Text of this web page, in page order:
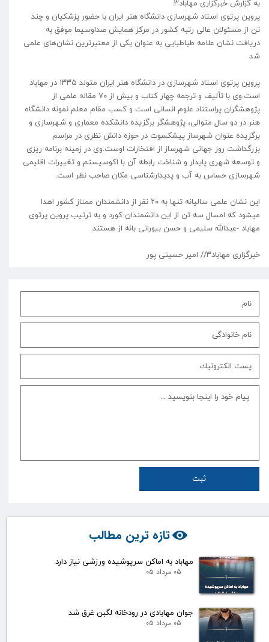
به گزارش خبرگزاری مهاباد۳:
پروین پرتوی استاد شهرسازی دانشگاه هنر ایران با حضور پزشکیان و چند
تن از مسئولان عالی رتبه کشور در مرکز همایش صداوسیما موفق به
دریافت نشان علامه طباطبایی به عنوان یکی از معتبرترین نشان‌های علمی
شد
پروین پرتوی استاد شهرسازی در دانشگاه هنر ایران متولد ۱۳۳۵ در مهاباد
است.وی با تألیف و ترجمه چهار کتاب و بیش از ۷۰ مقاله علمی از
پژوهشگران پراستناد علوم انسانی است و کسب مقام معلم نمونه دانشگاه
هنر در دو سال متوالی، پژوهشگر برگزیده دانشکده معماری و شهرسازی و
برگزیده عنوان شهرساز پیشکسوت در حوزه دانش نظری در مراسم
بزرگداشت روز جهانی شهرساز از افتخارات اوست.وی در زمینه برنامه ریزی
و توسعه شهری پایدار و شناخت رابطه آن با اکوسیستم و تغییرات اقلیمی
شهرسازی حساس به آب و پدیدارشناسی مکان صاحب نظر است.
این‌ نشان علمی سالیانه تنها به ۲۰‌ نفر از دانشمندان ممتاز کشور اهدا
میشود که امسال سه تن از این دانشمندان کورد و به ترتیب پروین پرتوی
مهاباد -عبدالله سلیمی و حسن بیورانی بانه از هستند
خبرگزاری مهاباد۳// امیر حسینی پور
تازه ترین مطالب
مهاباد به اماکن سرپوشیده ورزشی نیاز دارد
۰۵ مرداد ۰۵
جوان مهابادی در رودخانه لگبن غرق شد
۰۵ مرداد ۰۵
ثبت